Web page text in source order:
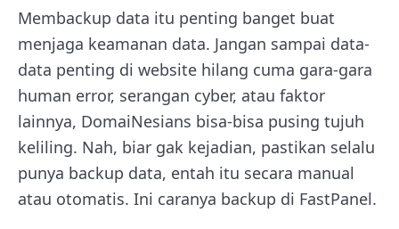
Membackup data itu penting banget buat
menjaga keamanan data. Jangan sampai data-
data penting di website hilang cuma gara-gara
human error, serangan cyber, atau faktor
lainnya, DomaiNesians bisa-bisa pusing tujuh
keliling. Nah, biar gak kejadian, pastikan selalu
punya backup data, entah itu secara manual
atau otomatis. Ini caranya backup di FastPanel.